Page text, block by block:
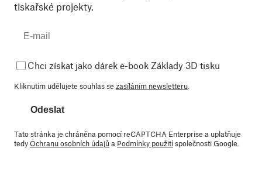
tiskařské projekty.
Chci získat jako dárek e-book Základy 3D tisku
Kliknutím udělujete souhlas se zasíláním newsletteru
Odeslat
Tato stránka je chráněna pomocí reCAPTCHA Enterprise a uplatňuje
tedyOchranu osobních údajůa Podmínky použitíspolečnosti Google.